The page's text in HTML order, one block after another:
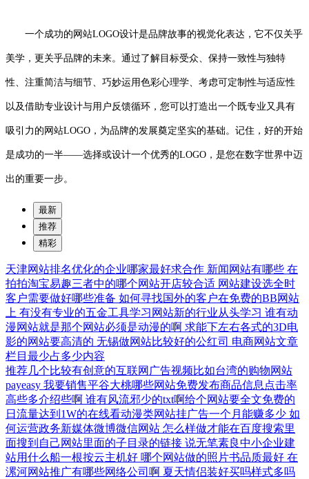
一个成功的网站LOGO设计是品牌故事的视觉化表达，它不仅关乎
美学，更关乎品牌的未来。通过了解目标受众、保持一致性与独特
性、注重简洁与细节、巧妙运用色彩心理学、考虑可定制性与适应性
以及借助专业设计与用户反馈循环，您可以打造出一个既专业又具有
吸引力的网站LOGO，为品牌的发展奠定坚实的基础。记住，好的开始
是成功的一半——选择或设计一个优秀的LOGO，是您在数字世界中迈
出的重要一步。
最新
推荐
精彩
天津网站排名优化的企业哪家最好求合作 新闻网站有哪些 在
拍拍淘宝易趣三者中的哪个网站开店较合适 网站建设选全时
客户需要做好哪些准备 如何寻找国外的客户在免费的BB网站
上 有没有专业的五金工具学习网站新的行业从头学习 谁有动
漫网站就是那个网站必须是动漫的啊 求能下左右各式的3D电
影的网站要高清的 无锡做网站比较好的公红司 电商网站文章
栏目最少占多少内容
推荐几个比较有创意的互联网广告视频比如台湾的购物网站
payeasy 我要销售平谷大桃哪些网站免费发布商品信息点击率
高些多介绍些啊 谁有风流邪少的txt啊给个网站要全文免费的
日流量达到1W的在线看动漫类网站挂广告一个月能赚多少 如
何运营政务新媒体微博微信网站 怎么样做才能在百度搜索里
面搜到自己网站里面的子目录的链接 说无笔素良中小企业建
站用什么船一根按云主机好 哪个网站做的照片书品质最好 在
漯河网站推广有哪些网络公司啊 夏天情侣装好买吗样式多吗